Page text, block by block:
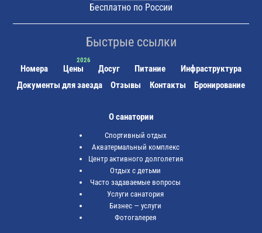
Бесплатно по России
Быстрые ссылки
Номера Цены Досуг Питание
Инфраструктура
Документы для заезда
Отзывы Контакты Бронирование
О санатории
Спортивный отдых
Акватермальный комплекс
Центр активного долголетия
Отдых с детьми
Часто задаваемые вопросы
Услуги санатория
Бизнес — услуги
Фотогалерея